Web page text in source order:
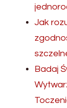
Jak
Badaj